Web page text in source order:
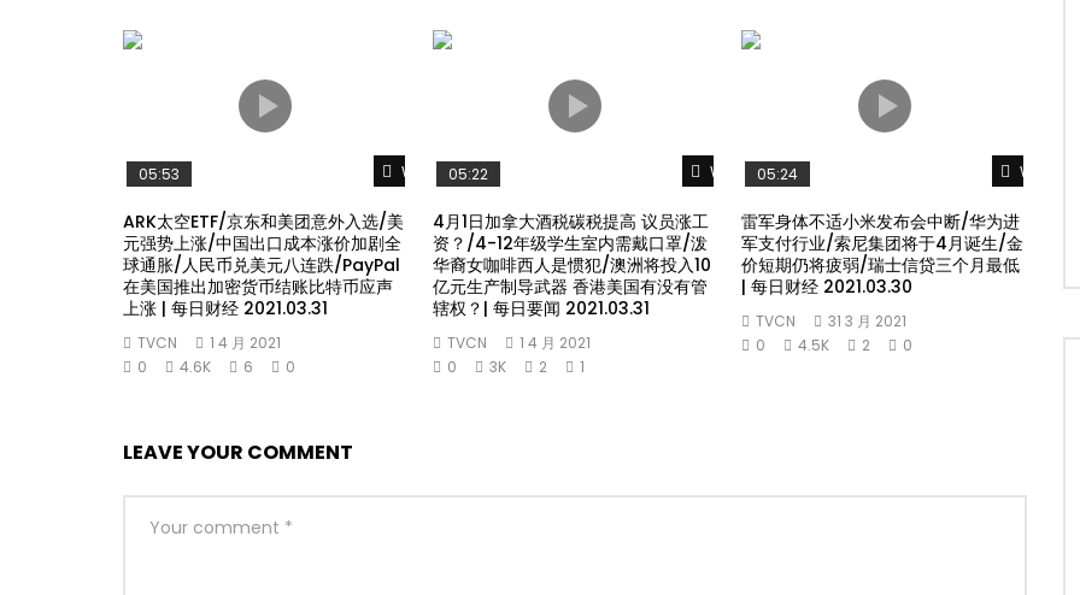
Watch Later
05:53
ARK太空ETF/京东和美团意外入选/美
元强势上涨/中国出口成本涨价加剧全
球通胀/人民币兑美元八连跌/PayPal
在美国推出加密货币结账比特币应声
上涨 | 每日财经 2021.03.31
TVCN
1 4 月 2021
0
4.6K 6 0
Watch Later
05:22
4月1日加拿大酒税碳税提高 议员涨工
资？/4-12年级学生室内需戴口罩/泼
华裔女咖啡西人是惯犯/澳洲将投入10
亿元生产制导武器 香港美国有没有管
辖权？| 每日要闻 2021.03.31
TVCN
1 4 月 2021
0
3K 2 1
Watch
05:24
雷军身体不适小米发布会中断/华为进
军支付行业/索尼集团将于4月诞生/金
价短期仍将疲弱/瑞士信贷三个月最低
| 每日财经 2021.03.30
TVCN
31 3 月 2021
0
4.5K 2 0
LEAVE YOUR COMMENT